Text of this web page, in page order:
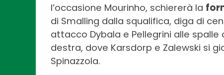
l’occasione Mourinho, schiererà la
di Smalling dalla squalifica, diga di
attacco Dybala e Pellegrini alle spalle
destra, dove Karsdorp e Zalewski si
Spinazzola.